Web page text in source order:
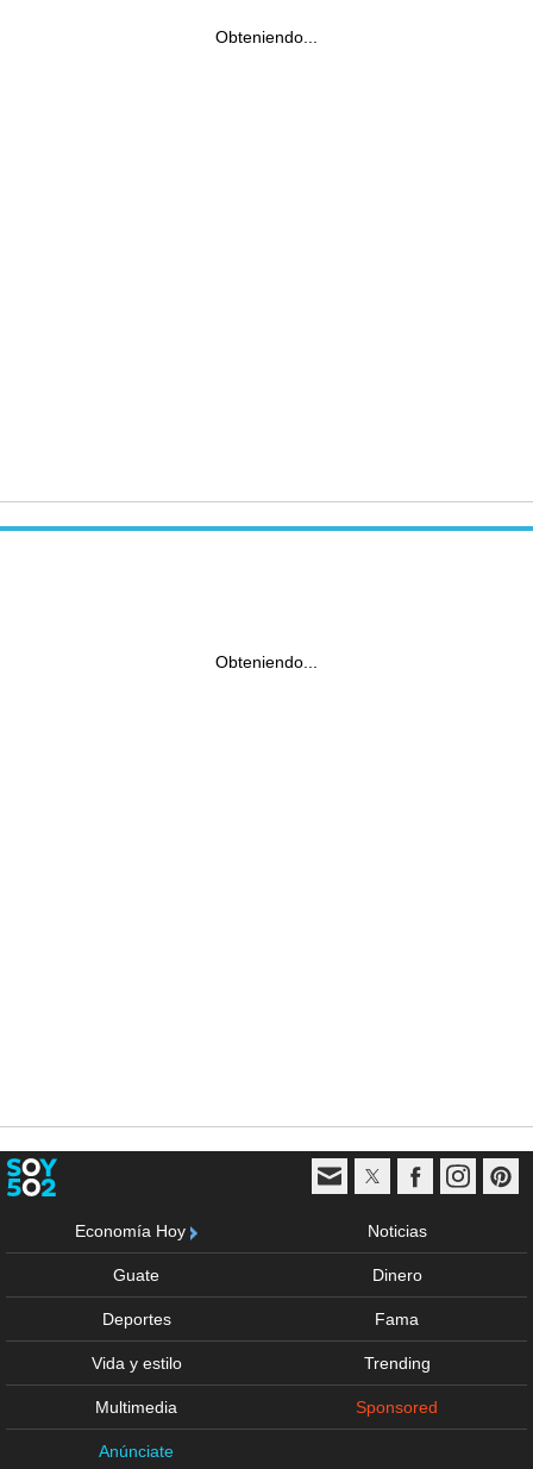
Obteniendo...
Obteniendo...
Economía Hoy Noticias
Guate Dinero
Deportes Fama
Vida y estilo Trending
Multimedia Sponsored
Anúnciate